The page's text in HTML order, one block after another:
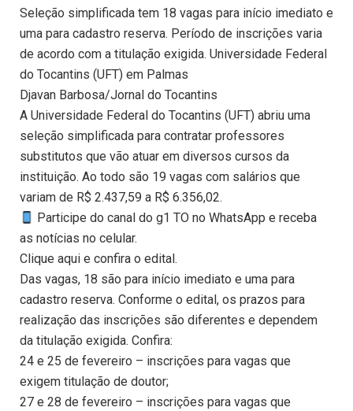
Seleção simplificada tem 18 vagas para início imediato e
uma para cadastro reserva. Período de inscrições varia
de acordo com a titulação exigida. Universidade Federal
do Tocantins (UFT) em Palmas
Djavan Barbosa/Jornal do Tocantins
A Universidade Federal do Tocantins (UFT) abriu uma
seleção simplificada para contratar professores
substitutos que vão atuar em diversos cursos da
instituição. Ao todo são 19 vagas com salários que
variam de R$ 2.437,59 a R$ 6.356,02.
Participe do canal do g1 TO no WhatsApp e receba
as notícias no celular.
Clique aqui e confira o edital.
Das vagas, 18 são para início imediato e uma para
cadastro reserva. Conforme o edital, os prazos para
realização das inscrições são diferentes e dependem
da titulação exigida. Confira:
24 e 25 de fevereiro – inscrições para vagas que
exigem titulação de doutor;
27 e 28 de fevereiro – inscrições para vagas que